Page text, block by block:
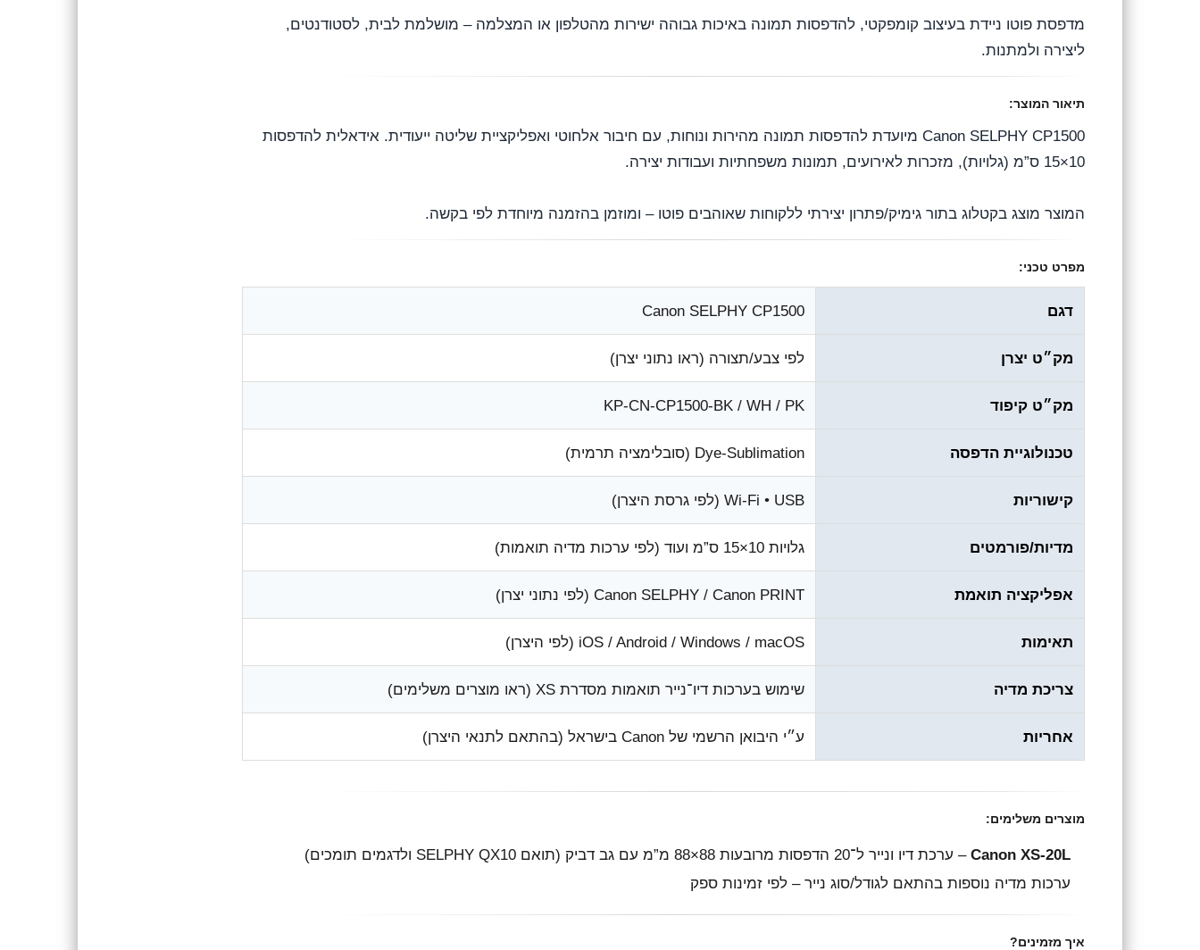
מדפסת פוטו ניידת בעיצוב קומפקטי, להדפסות תמונה באיכות גבוהה ישירות מהטלפון או המצלמה – מושלמת לבית, לסטודנטים,
ליצירה ולמתנות.
תיאור המוצר:
Canon SELPHY CP1500 מיועדת להדפסות תמונה מהירות ונוחות, עם חיבור אלחוטי ואפליקציית שליטה ייעודית. אידאלית להדפסות
10×15 ס”מ (גלויות), מזכרות לאירועים, תמונות משפחתיות ועבודות יצירה.
המוצר מוצג בקטלוג בתור גימיק/פתרון יצירתי ללקוחות שאוהבים פוטו – ומוזמן בהזמנה מיוחדת לפי בקשה.
מפרט טכני:
דגם Canon SELPHY CP1500
מק״ט יצרן לפי צבע/תצורה (ראו נתוני יצרן)
מק״ט קיפוד KP-CN-CP1500-BK / WH / PK
טכנולוגיית הדפסה Dye-Sublimation (סובלימציה תרמית)
קישוריות Wi-Fi • USB (לפי גרסת היצרן)
מדיות/פורמטים גלויות 10×15 ס”מ ועוד (לפי ערכות מדיה תואמות)
אפליקציה תואמת Canon SELPHY / Canon PRINT (לפי נתוני יצרן)
תאימות iOS / Android / Windows / macOS (לפי היצרן)
צריכת מדיה שימוש בערכות דיו־נייר תואמות מסדרת XS (ראו מוצרים משלימים)
אחריות ע״י היבואן הרשמי של Canon בישראל (בהתאם לתנאי היצרן)
מוצרים משלימים:
Canon XS-20L – ערכת דיו ונייר ל־20 הדפסות מרובעות 88×88 מ”מ עם גב דביק (תואם SELPHY QX10 ולדגמים תומכים)
ערכות מדיה נוספות בהתאם לגודל/סוג נייר – לפי זמינות ספק
איך מזמינים?